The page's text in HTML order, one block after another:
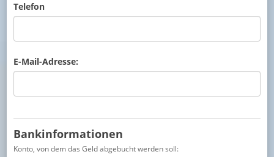
Telefon
E-Mail-Adresse:
Bankinformationen
Konto, von dem das Geld abgebucht werden soll: